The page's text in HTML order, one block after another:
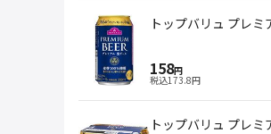
トップバリュ プレ
158円
税込173.8円
トップバリュ プレ